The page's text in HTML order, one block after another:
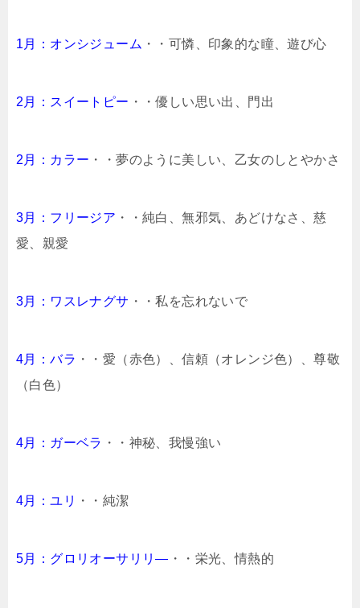
1月：オンシジューム ・・可憐、印象的な瞳、遊び心
2月：スイートピー ・・優しい思い出、門出
2月：カラー ・・夢のように美しい、乙女のしとやかさ
3月：フリージア ・・純白、無邪気、あどけなさ、慈
愛、親愛
3月：ワスレナグサ ・・私を忘れないで
4月：バラ ・・愛（赤色）、信頼（オレンジ色）、尊敬
（白色）
4月：ガーベラ ・・神秘、我慢強い
4月：ユリ ・・純潔
5月：グロリオーサリリ― ・・栄光、情熱的